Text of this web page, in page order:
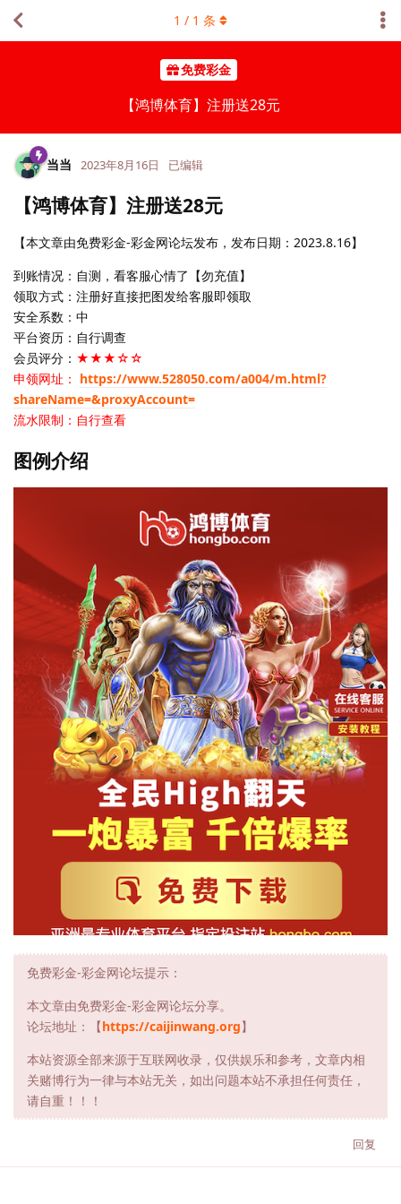
免费彩金
【鸿博体育】注册送28元
1 / 1 条
当当 2023年8月16日 已编辑
【鸿博体育】注册送28元
【本文章由免费彩金-彩金网论坛发布，发布日期：2023.8.16】
到账情况：自测，看客服心情了【勿充值】
领取方式：注册好直接把图发给客服即领取
安全系数：中
平台资历：自行调查
会员评分： ★★★☆☆
申领网址： https://www.528050.com/a004/m.html?
shareName=&proxyAccount=
流水限制：自行查看
图例介绍
免费彩金-彩金网论坛提示：
本文章由免费彩金-彩金网论坛分享。
论坛地址：【https://caijinwang.org】
本站资源全部来源于互联网收录，仅供娱乐和参考，文章内相
关赌博行为一律与本站无关，如出问题本站不承担任何责任，
请自重！！！
回复